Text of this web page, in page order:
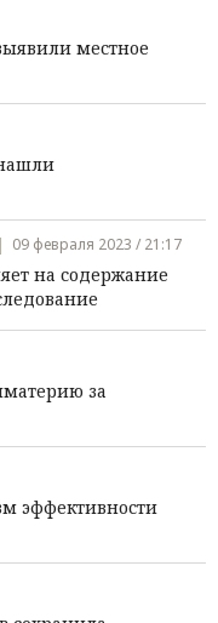
местное
09 февраля 2023 / 21:17
на содержание
за
эффективности